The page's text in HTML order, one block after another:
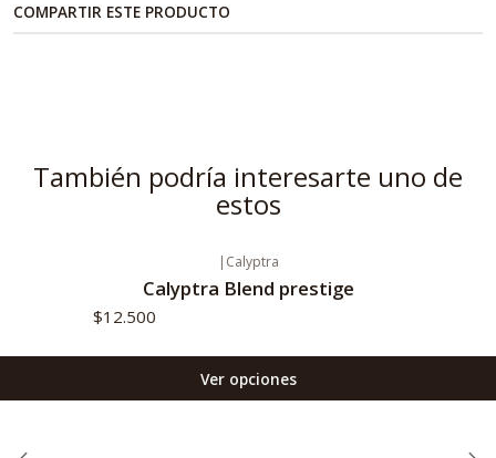
COMPARTIR ESTE PRODUCTO
También podría interesarte uno de
estos
| Calyptra
Calyptra Blend prestige
$12.500
Ver opciones